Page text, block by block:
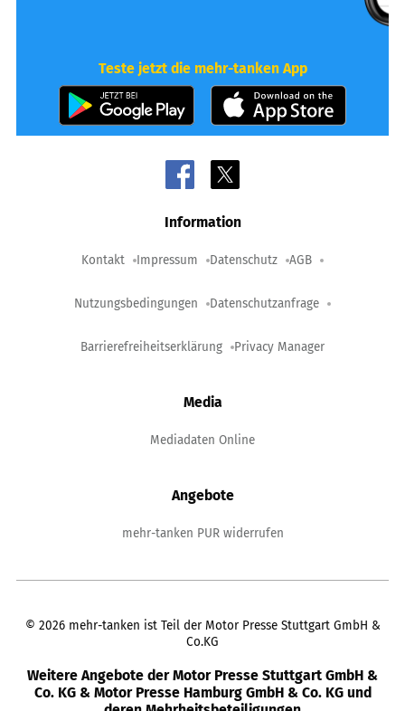
Teste jetzt die mehr-tanken App
Information
Kontakt Impressum Datenschutz AGB
Nutzungsbedingungen Datenschutzanfrage
Barrierefreiheitserklärung Privacy Manager
Media
Mediadaten Online
Angebote
mehr-tanken PUR widerrufen
© 2026 mehr-tanken ist Teil der Motor Presse Stuttgart GmbH &
Co.KG
Weitere Angebote der Motor Presse Stuttgart GmbH &
Co. KG & Motor Presse Hamburg GmbH & Co. KG und